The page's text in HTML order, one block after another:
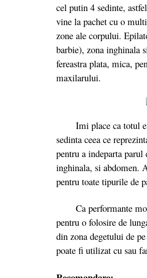
cel putin 4 sedinte,
vine la pachet cu o
zone ale corpului.
barbie), zona inghinala
fereastra plata, mica,
maxilarului.
Imi place ca totul e
sedinta ceea ce
pentru a indeparta
inghinala, si abdomen.
pentru toate tipurile de
Ca performante
pentru o folosire de
din zona degetului de
poate fi utilizat cu sau